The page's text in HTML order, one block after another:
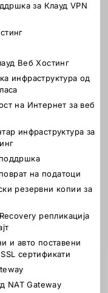
за Клауд VPN
Веб Хостинг
инфраструктура од
на Интернет за веб
инфраструктура за
на податоци
резервни копии за
репликација
и авто поставени
сертификати
NAT Gateway